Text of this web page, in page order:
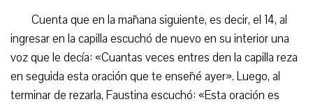
Cuenta que en la mañana siguiente, es decir, el 14, al
ingresar en la capilla escuchó de nuevo en su interior una
voz que le decía: «Cuantas veces entres den la capilla reza
en seguida esta oración que te enseñé ayer». Luego, al
terminar de rezarla, Faustina escuchó: «Esta oración es